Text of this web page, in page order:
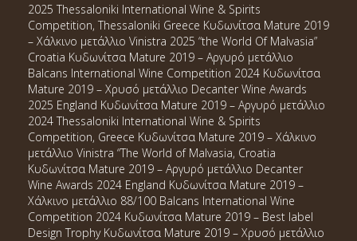
2025 Thessaloniki International Wine & Spirits
Competition, Thessaloniki Greece Κυδωνίτσα Mature 2019
– Χάλκινο μετάλλιο Vinistra 2025 “the World Of Malvasia”
Croatia Κυδωνίτσα Mature 2019 – Αργυρό μετάλλιο
Balcans International Wine Competition 2024 Κυδωνίτσα
Mature 2019 – Χρυσό μετάλλιο Decanter Wine Awards
2025 England Κυδωνίτσα Mature 2019 – Αργυρό μετάλλιο
2024 Thessaloniki International Wine & Spirits
Competition, Greece Κυδωνίτσα Mature 2019 – Χάλκινο
μετάλλιο Vinistra “The World of Malvasia, Croatia
Κυδωνίτσα Mature 2019 – Αργυρό μετάλλιο Decanter
Wine Awards 2024 England Κυδωνίτσα Mature 2019 –
Χάλκινο μετάλλιο 88/100 Balcans International Wine
Competition 2024 Κυδωνίτσα Mature 2019 – Best label
Design Trophy Κυδωνίτσα Mature 2019 – Χρυσό μετάλλιο